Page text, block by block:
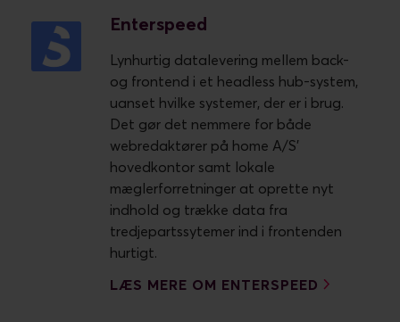
Enterspeed
Lynhurtig datalevering mellem back-
og frontend i et headless hub-system,
uanset hvilke systemer, der er i brug.
Det gør det nemmere for både
webredaktører på home A/S’
hovedkontor samt lokale
mæglerforretninger at oprette nyt
indhold og trække data fra
tredjepartssytemer ind i frontenden
hurtigt.
LÆS MERE OM ENTERSPEED